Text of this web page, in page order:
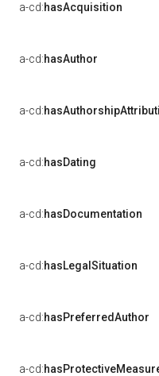
a-cd:hasAcquisition
a-cd:hasAuthor
a-cd:
a-cd:hasDating
a-cd:hasDocumentation
a-cd:hasLegalSituation
a-cd:hasPreferredAuthor
a-cd: